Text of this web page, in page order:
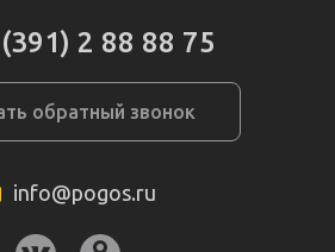
2 88 88 75
обратный звонок
info@pogos.ru